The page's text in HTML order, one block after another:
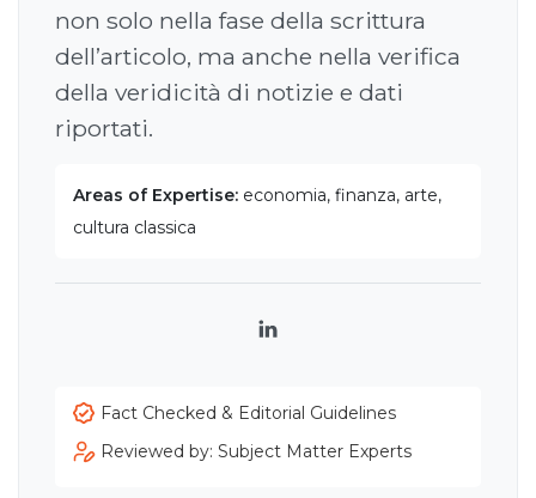
non solo nella fase della scrittura
dell’articolo, ma anche nella verifica
della veridicità di notizie e dati
riportati.
Areas of Expertise: economia, finanza, arte,
cultura classica
LinkedIn
Fact Checked & Editorial Guidelines
Reviewed by: Subject Matter Experts